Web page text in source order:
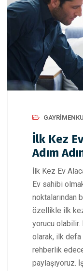
İlk Kez
Adım
İlk Kez Ev
Ev sahibi
noktalarından
özellikle ilk
yorucu olabilir.
olarak, ilk defa
rehberlik
paylaşıyoruz.